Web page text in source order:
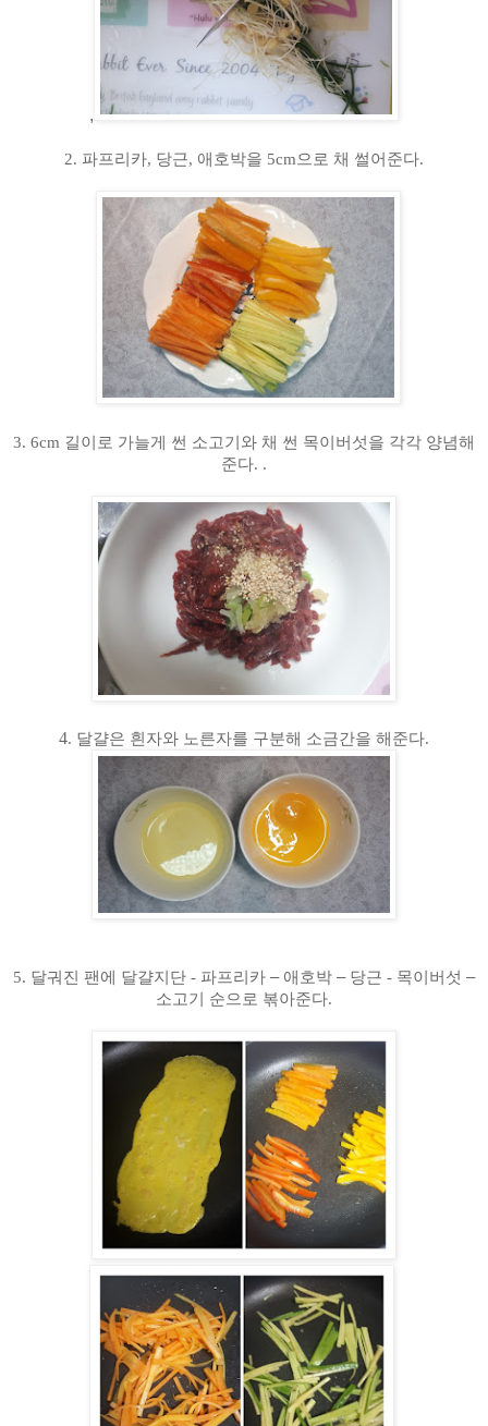
,
2. 파프리카, 당근, 애호박을 5cm으로 채 썰어준다.
3. 6cm 길이로 가늘게 썬 소고기와 채 썬 목이버섯을 각각 양념해
준다. .
4. 달걀은 흰자와 노른자를 구분해 소금간을 해준다.
5. 달궈진 팬에 달걀지단 - 파프리카 – 애호박 – 당근 - 목이버섯 –
소고기 순으로 볶아준다.